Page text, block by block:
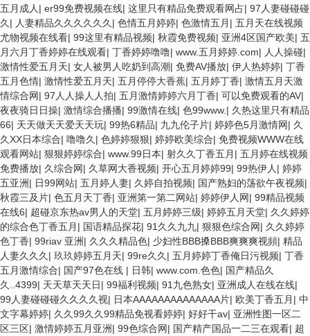
五月成人 | er99免费视频在线| 这里只有精品免费观看网占| 97人妻碰碰碰
久 | 人妻精品久久久久久久 | 色情五月婷婷| 色激情五月 | 五月天在线视频
尤物视频在线看| 99这里有精品视频| 秋霞免费视频| 亚洲4区国产欧美| 五
月六月丁香婷婷在线观看| 丁香婷婷噜噜| www.五月婷婷.com| 人人操碰|
激情性爱五月天| 女人被男人吃奶到高潮| 免费AV播放| 伊人热婷婷| 丁香
五月色情| 激情性爱五月天| 五月停停大香蕉| 五月婷丁香| 激情五月天激
情综合网| 97人人操人人拍| 五月激情婷婷六月丁香| 可以免费观看的AV|
夜夜骑日日操| 激情综合播播| 99激情在线| 色99www. | 久热这里只有精品
66| 天天做天天爱天天玩| 99热6精品| 九九伦子片| 婷婷色5月激情网| 久
久XX日本综合| 噜噜久 | 色婷婷狠狠| 婷婷欧美综合| 免费视频WWW在线
观看网站| 狠狠婷婷综合| www.99日本| 射久久丁香五月 | 五月婷在线视频
免费播放| 久综合网| 久草网大香视频| 开心五月婷婷99| 99热伊人 | 婷婷
五亚洲| 日99网站| 五月婷人妻| 久婷自拍视频| 国产熟妇的荡欲午夜视频|
秋霞三及片| 色五月天丁香| 亚洲第一第二网站| 婷婷伊人网| 99精品视频
在线6| 超碰京东热av男人的天堂| 五月婷婷三级| 婷婷五月天堂| 久久婷婷
的综合色丁香五月 | 国语精品探花| 91久久九九| 狠狠色综合网| 久久婷婷
色丁香| 99riav 亚洲| 久久久精品色| 少妇性BBB搡BBB爽爽爽视頻| 精品
人妻久久久 | 玖玖婷婷五月天| 99re久久 | 五月婷婷丁香俺日污视频| 丁香
五月激情综合| 国产97色在线 | 日韩| www.com.色色| 国产精品久
久..4399| 天天草天天日| 99福利视频| 91九色熟女| 亚洲成人在线在线|
99人妻碰碰碰久久久久视| 日本AAAAAAAAAAAAAA片| 欧美丁香五月 | 中
文字幕婷婷| 久久99久久99精品免视看婷婷| 好好干av| 亚洲性图一区二
区三区| 激情婷婷五月亚洲| 99色综合网| 国产精产国品一二三在观看| 超